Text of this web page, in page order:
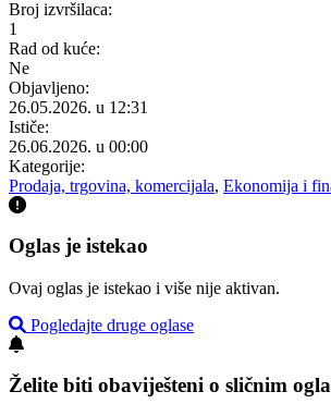
Broj izvršilaca:
1
Rad od kuće:
Ne
Objavljeno:
26.05.2026. u 12:31
Ističe:
26.06.2026. u 00:00
Kategorije:
Prodaja, trgovina, komercijala, Ekonomija i
Oglas je istekao
Ovaj oglas je istekao i više nije aktivan.
Pogledajte druge oglase
Želite biti obaviješteni o sličnim